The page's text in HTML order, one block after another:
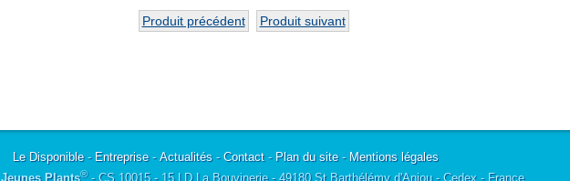
Produit précédent Produit suivant
Le Disponible- Entreprise- Actualités- Contact- Plan du site- Mentions légales
Plants®- CS 10015 - 15 LD La Bouvinerie - 49180 St Barthélémy d'Anjou - Cedex - France